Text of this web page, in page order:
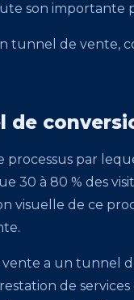
son importante
tunnel de
de
par
30 à 80 % des
visuelle de ce
a un tunnel
de